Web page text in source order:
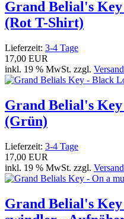
Grand Belial's
(Rot T-Shirt)
Lieferzeit: 3-4 Tage
17,00 EUR
inkl. 19 % MwSt. zzgl.
Grand Belial's
(Grün)
Lieferzeit: 3-4 Tage
17,00 EUR
inkl. 19 % MwSt. zzgl.
Grand Belial's